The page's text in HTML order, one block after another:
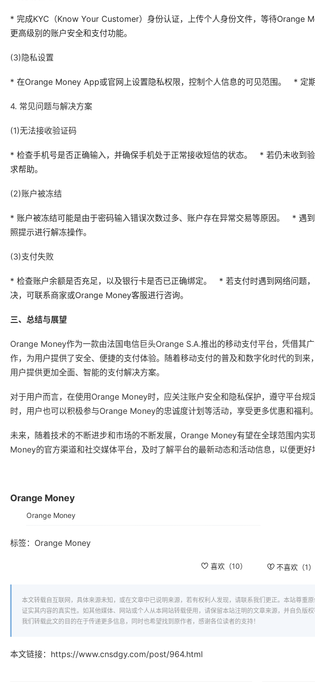
* 完成KYC（Know Your Customer）身份认证，上传个人身份文件，等待Orange
更高级别的账户安全和支付功能。
(3)隐私设置
* 在Orange Money App或官网上设置隐私权限，控制个人信息的可见范围。 * 定
4. 常见问题与解决方案
(1)无法接收验证码
* 检查手机号是否正确输入，并确保手机处于正常接收短信的状态。 * 若仍未收到
求帮助。
(2)账户被冻结
* 账户被冻结可能是由于密码输入错误次数过多、账户存在异常交易等原因。 * 遇
照提示进行解冻操作。
(3)支付失败
* 检查账户余额是否充足，以及银行卡是否已正确绑定。 * 若支付时遇到网络问题
决，可联系商家或Orange Money客服进行咨询。
三、总结与展望
Orange Money作为一款由法国电信巨头Orange S.A.推出的移动支付平台，凭借其
作，为用户提供了安全、便捷的支付体验。随着移动支付的普及和数字化时代的到
用户提供更加全面、智能的支付解决方案。
对于用户而言，在使用Orange Money时，应关注账户安全和隐私保护，遵守平台
时，用户也可以积极参与Orange Money的忠诚度计划等活动，享受更多优惠和福利。
未来，随着技术的不断进步和市场的不断发展，Orange Money有望在全球范围内
Money的官方渠道和社交媒体平台，及时了解平台的最新动态和活动信息，以便更好
Orange Money
Orange Money
标签： Orange Money
喜欢（10） 不喜欢（1）
本文转载自互联网，具体来源未知，或在文章中已说明来源，若有权利人发现，请联系我们更正。本站尊重
证实其内容的真实性。如其他媒体、网站或个人从本网站转载使用，请保留本站注明的文章来源，并自负版
我们转载此文的目的在于传递更多信息，同时也希望找到原作者，感谢各位读者的支持！
本文链接： https://www.cnsdgy.com/post/964.html